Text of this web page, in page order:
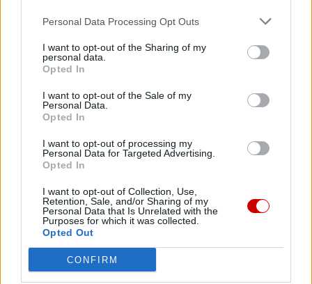
Personal Data Processing Opt Outs
I want to opt-out of the Sharing of my
personal data.
Opted In
I want to opt-out of the Sale of my
Personal Data.
Opted In
I want to opt-out of processing my
Personal Data for Targeted Advertising.
Opted In
I want to opt-out of Collection, Use,
Retention, Sale, and/or Sharing of my
Personal Data that Is Unrelated with the
Purposes for which it was collected.
Opted Out
CONFIRM
50-lecie diecezji zachodnich
Nowy podział z 1992 r. to nie jedyny tegoroczny jubileusz
Kościoła w Polsce. Jubileusz 50-lecia obchodzić będą w
zielonogórsko – gorzowska, szczecińsko – kamieńska i
koszalińsko – kołobrzeska. Ustanowione one zostały bullą
„Episcoporum Poloniae coetus” wydaną przez Pawła VI
28 czerwca 1972 r. Bulla ta ustalała nowy kościelny
podział administracyjny na tzw. Ziemiach Odzyskanych.
Wcielone do Polski w 1945 r. tzw. Ziemie Odzyskane
formalnie objęte były w zdecydowanej większości
jurysdykcją niemieckich władz kościelnych. Należały do
archidiecezji wrocławskiej, diecezji berlińskiej, diecezji
warmińskiej, niezależnej prałatury pilskiej, diecezji